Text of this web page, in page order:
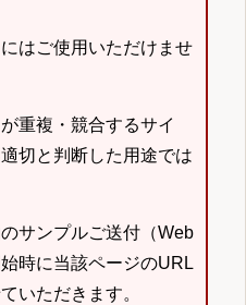
はご使用いただけませ
重複・競合するサイ
切と判断した用途では
サンプルご送付（Web
時に当該ページのURL
いただきます。